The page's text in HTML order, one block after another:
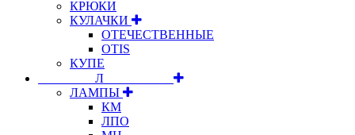
КРЮКИ
КУЛАЧКИ
ОТЕЧЕСТВЕННЫЕ
OTIS
КУПЕ
⠀⠀⠀⠀⠀⠀Л⠀⠀⠀⠀⠀⠀⠀
ЛАМПЫ
КМ
ЛПО